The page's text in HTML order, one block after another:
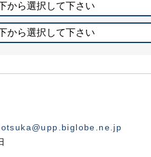
から選択して下さい
から選択して下さい